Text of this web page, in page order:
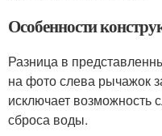
Особенности
Разница в
на фото слева рычажок
исключает возможность
сброса воды.